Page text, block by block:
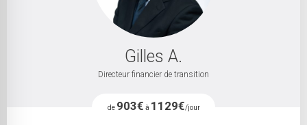
Gilles A.
Directeur financier de transition
de 903€ à 1129€/jour